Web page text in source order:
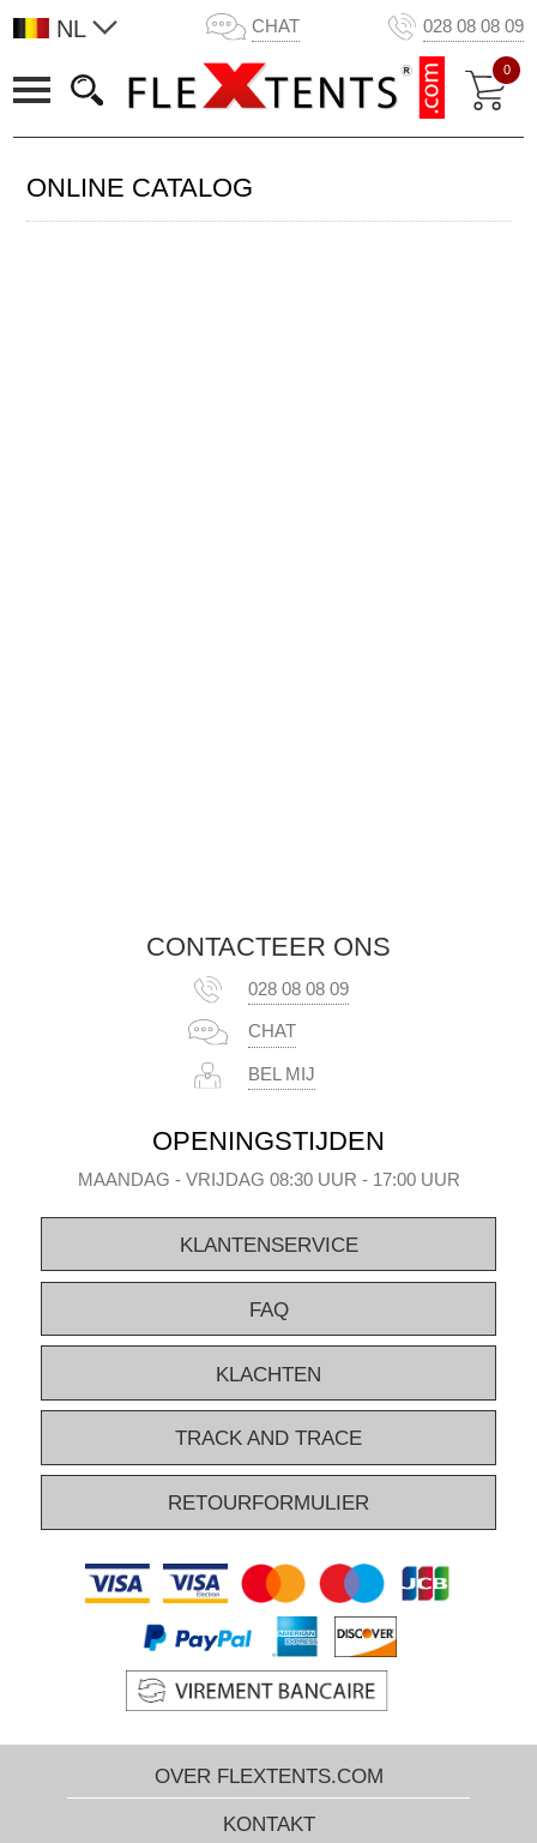
NL CHAT 028 08 08 09
0
ONLINE CATALOG
CONTACTEER ONS
028 08 08 09
CHAT
BEL MIJ
OPENINGSTIJDEN
MAANDAG - VRIJDAG 08:30 UUR - 17:00 UUR
KLANTENSERVICE
FAQ
KLACHTEN
TRACK AND TRACE
RETOURFORMULIER
OVER FLEXTENTS.COM
KONTAKT